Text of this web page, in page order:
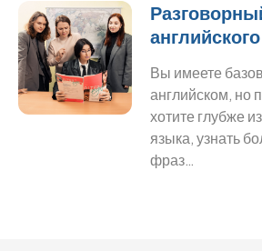
английского
Вы имеете
английском, но
хотите глубже
языка, узнать
фраз…